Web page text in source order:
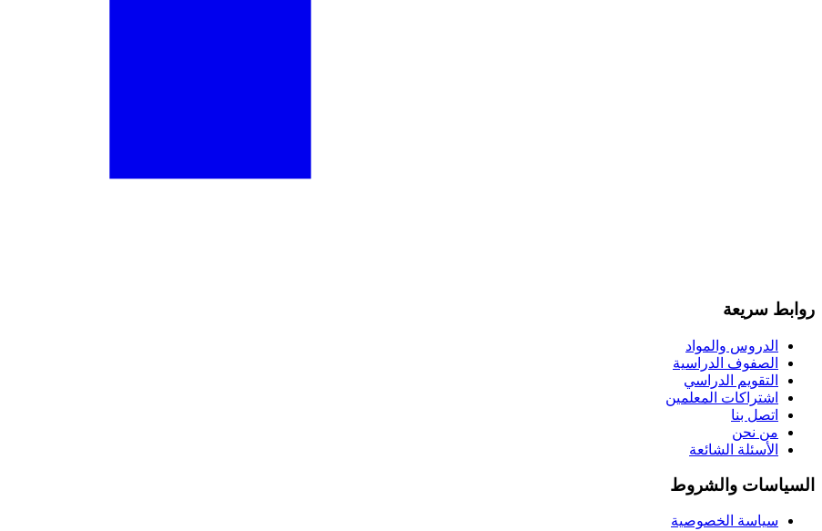
روابط سريعة
الدروس والمواد
الصفوف الدراسية
التقويم الدراسي
اشتراكات المعلمين
اتصل بنا
من نحن
الأسئلة الشائعة
السياسات والشروط
سياسة الخصوصية